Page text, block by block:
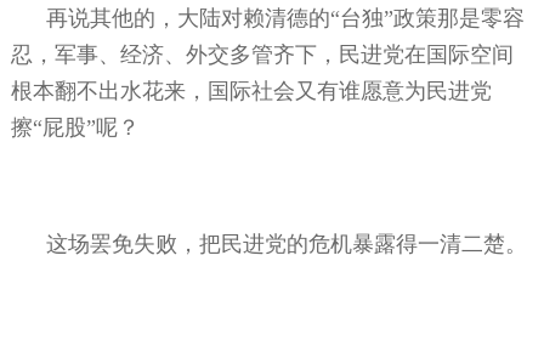
再说其他的，大陆对赖清德的“台独”政策那是零容
忍，军事、经济、外交多管齐下，民进党在国际空间
根本翻不出水花来，国际社会又有谁愿意为民进党
擦“屁股”呢？
这场罢免失败，把民进党的危机暴露得一清二楚。